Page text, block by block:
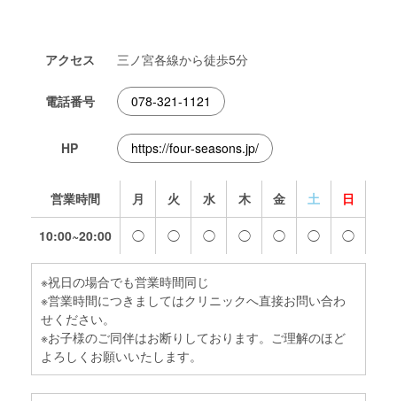
アクセス 三ノ宮各線から徒歩5分
電話番号 078-321-1121
HP https://four-seasons.jp/
営業時間 月 火 水 木 金 土 日
10:00~20:00 ◯ ◯ ◯ ◯ ◯ ◯ ◯
※祝日の場合でも営業時間同じ
※営業時間につきましてはクリニックへ直接お問い合わ
せください。
※お子様のご同伴はお断りしております。ご理解のほど
よろしくお願いいたします。